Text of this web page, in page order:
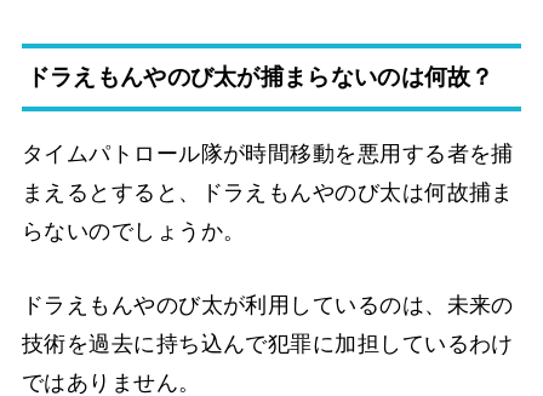
ドラえもんやのび太が捕まらないのは何故？
タイムパトロール隊が時間移動を悪用する者を捕
まえるとすると、ドラえもんやのび太は何故捕ま
らないのでしょうか。
ドラえもんやのび太が利用しているのは、未来の
技術を過去に持ち込んで犯罪に加担しているわけ
ではありません。